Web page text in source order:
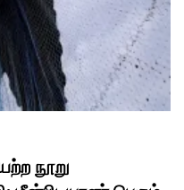
நூறு